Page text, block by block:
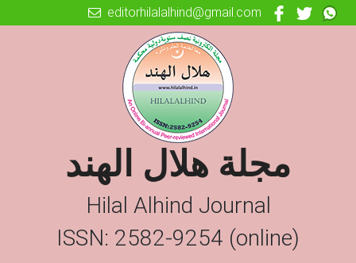
editorhilalalhind@gmail.com
مجلة هلال الهند
Hilal Alhind Journal
ISSN: 2582-9254 (online)